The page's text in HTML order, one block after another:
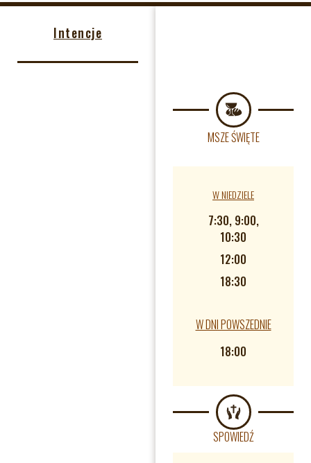
Intencje
MSZE ŚWIĘTE
W NIEDZIELE
7:30, 9:00,
10:30
12:00
18:30
W DNI POWSZEDNIE
18:00
SPOWIEDŹ